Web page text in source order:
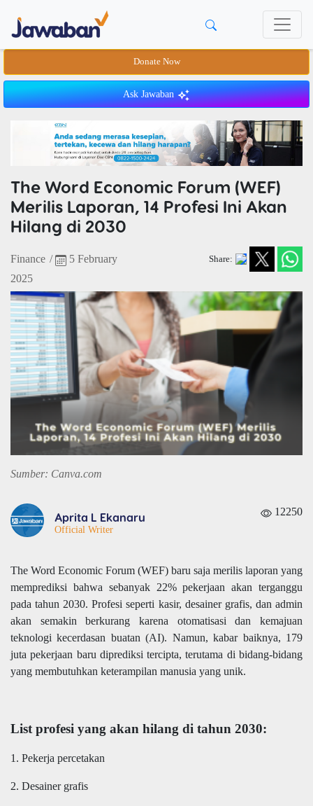
Donate Now
Ask Jawaban
The Word Economic Forum (WEF)
Merilis Laporan, 14 Profesi Ini Akan
Hilang di 2030
Finance /
5 February
2025
Share:
Sumber: Canva.com
Aprita L Ekanaru
Official Writer
12250
The Word Economic Forum (WEF) baru saja merilis laporan yang
memprediksi bahwa sebanyak 22% pekerjaan akan terganggu
pada tahun 2030. Profesi seperti kasir, desainer grafis, dan admin
akan semakin berkurang karena otomatisasi dan kemajuan
teknologi kecerdasan buatan (AI). Namun, kabar baiknya, 179
juta pekerjaan baru diprediksi tercipta, terutama di bidang-bidang
yang membutuhkan keterampilan manusia yang unik.
List profesi yang akan hilang di tahun 2030:
1. Pekerja percetakan
2. Desainer grafis